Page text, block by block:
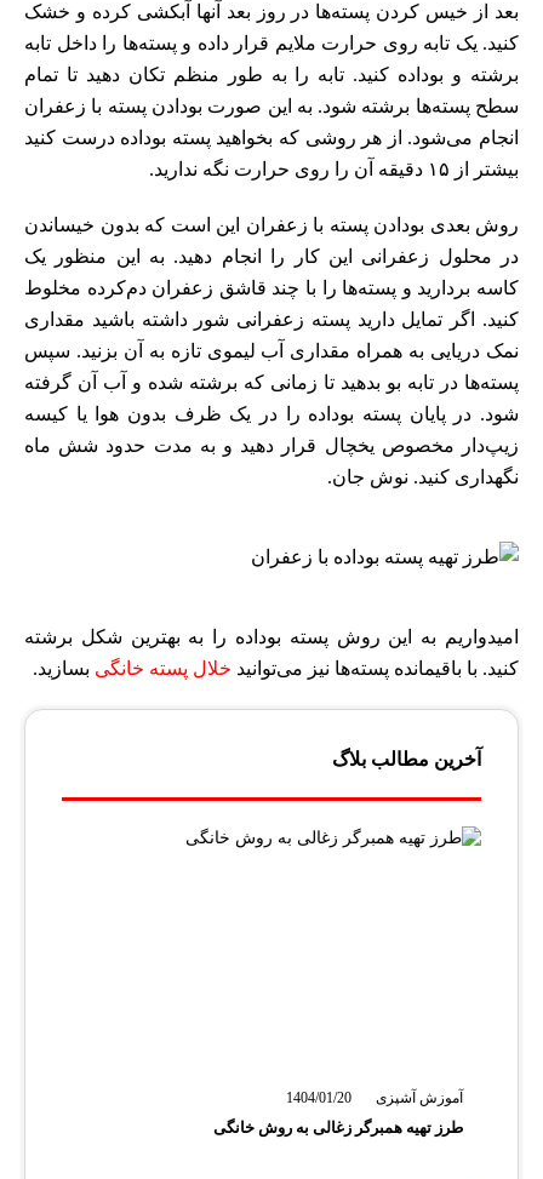
آخرین مطالب بلاگ
آموزش آشپزی 1404/01/20
طرز تهیه همبرگر زغالی به روش خانگی
بعد از خیس کردن پسته‌ها در روز بعد آنها آبکشی کرده و خشک
کنید. یک تابه روی حرارت ملایم قرار داده و پسته‌ها را داخل تابه
برشته و بوداده کنید. تابه را به طور منظم تکان دهید تا تمام
سطح پسته‌ها برشته شود. به این صورت بودادن پسته با زعفران
انجام می‌شود. از هر روشی که بخواهید پسته بوداده درست کنید
بیشتر از ۱۵ دقیقه آن را روی حرارت نگه ندارید.
روش بعدی بودادن پسته با زعفران این است که بدون خیساندن
در محلول زعفرانی این کار را انجام دهید. به این منظور یک
کاسه بردارید و پسته‌ها را با چند قاشق زعفران دم‌کرده مخلوط
کنید. اگر تمایل دارید پسته زعفرانی شور داشته باشید مقداری
نمک دریایی به همراه مقداری آب لیموی تازه به آن بزنید. سپس
پسته‌ها در تابه بو بدهید تا زمانی که برشته شده و آب آن گرفته
شود. در پایان پسته بوداده را در یک ظرف بدون هوا یا کیسه
زیپ‌دار مخصوص یخچال قرار دهید و به مدت حدود شش ماه
نگهداری کنید. نوش جان.
امیدواریم به این روش پسته بوداده را به بهترین شکل برشته
کنید. با باقیمانده پسته‌ها نیز می‌توانید خلال پسته خانگی بسازید.